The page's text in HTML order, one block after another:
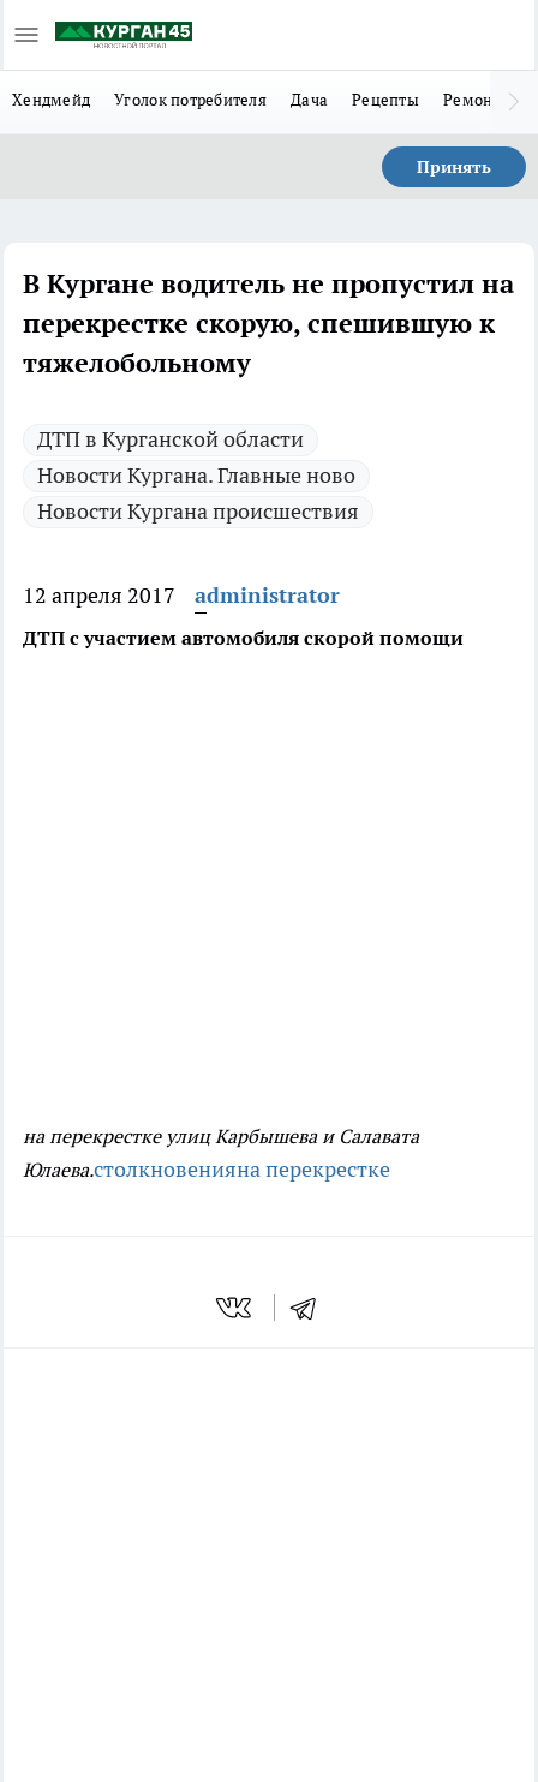
Хендмейд Уголок потребителя Дача Рецепты Ремонт
Принять
В Кургане водитель не пропустил на
перекрестке скорую, спешившую к
тяжелобольному
ДТП в Курганской области
Новости Кургана. Главные ново
Новости Кургана происшествия
12 апреля 2017 administrator
ДТП с участием автомобиля скорой помощи
на перекрестке улиц Карбышева и Салавата
Юлаева.столкновенияна перекрестке